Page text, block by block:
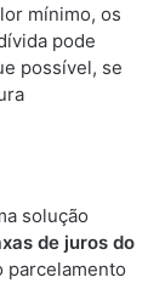
mínimo, os
pode
possível, se
solução
de juros do
parcelamento